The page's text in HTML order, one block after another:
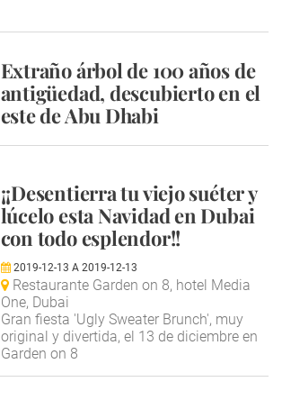
Extraño árbol de 100 años de
antigüedad, descubierto en el
este de Abu Dhabi
¡¡Desentierra tu viejo suéter y
lúcelo esta Navidad en Dubai
con todo esplendor!!
2019-12-13 A 2019-12-13
Restaurante Garden on 8, hotel Media
One, Dubai
Gran fiesta 'Ugly Sweater Brunch', muy
original y divertida, el 13 de diciembre en
Garden on 8